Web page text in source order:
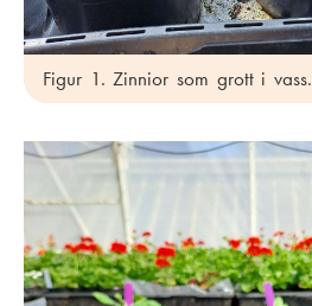
Figur 1. Zinnior som grott i vass.